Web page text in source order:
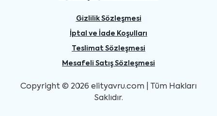
Gizlilik Sözleşmesi
İptal ve İade Koşulları
Teslimat Sözleşmesi
Mesafeli Satış Sözleşmesi
Copyright © 2026 elityavru.com | Tüm Hakları
Saklıdır.